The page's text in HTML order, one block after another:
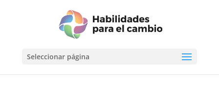
Seleccionar página